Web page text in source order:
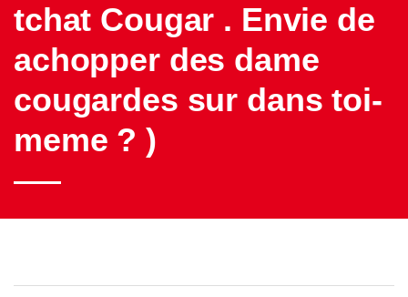
tchat Cougar . Envie de
achopper des dame
cougardes sur dans toi-
meme ? )